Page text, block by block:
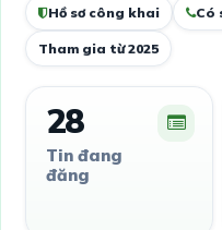
Hồ sơ công khai Có
Tham gia từ 2025
28
Tin đang
đăng